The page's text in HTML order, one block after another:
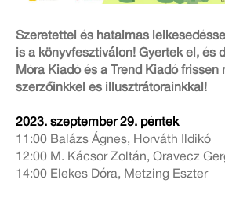
Szeretettel és hatalmas
is a könyvfesztiválon! Gyertek el, és
Móra Kiadó és a Trend Kiadó
szerzőinkkel és illusztrátorainkkal!
2023. szeptember 29. péntek
11:00 Balázs Ágnes, Horváth Ildikó
12:00 M. Kácsor Zoltán, Oravecz
14:00 Elekes Dóra, Metzing Eszter